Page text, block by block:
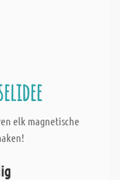
elk magnetische